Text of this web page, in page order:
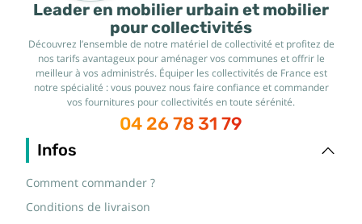
Leader en mobilier urbain et mobilier
pour collectivités
Découvrez l’ensemble de notre matériel de collectivité et profitez de
nos tarifs avantageux pour aménager vos communes et offrir le
meilleur à vos administrés. Équiper les collectivités de France est
notre spécialité : vous pouvez nous faire confiance et commander
vos fournitures pour collectivités en toute sérénité.
04 26 78 31 79
Infos
Comment commander ?
Conditions de livraison